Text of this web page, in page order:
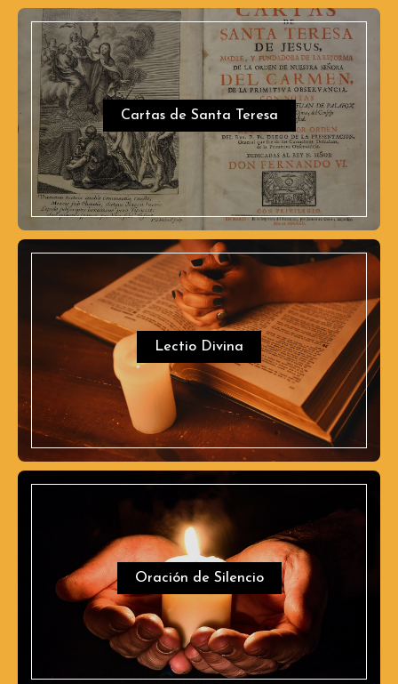
Cartas de Santa Teresa
Lectio Divina
Oración de Silencio